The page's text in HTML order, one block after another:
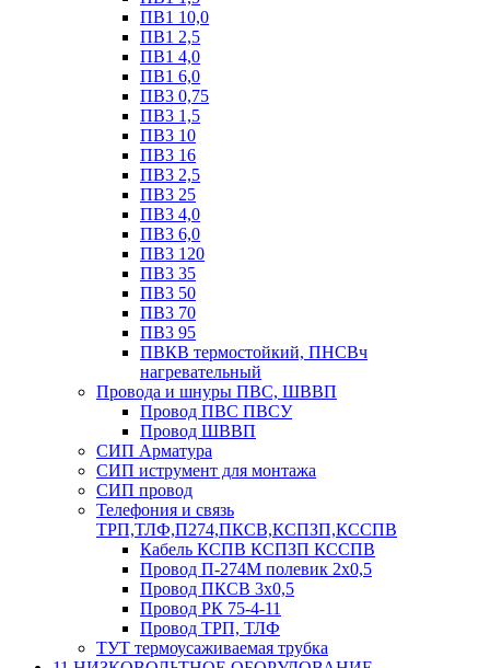
ПВ1 10,0
ПВ1 2,5
ПВ1 4,0
ПВ1 6,0
ПВ3 0,75
ПВ3 1,5
ПВ3 10
ПВ3 16
ПВ3 2,5
ПВ3 25
ПВ3 4,0
ПВ3 6,0
ПВ3 120
ПВ3 35
ПВ3 50
ПВ3 70
ПВ3 95
ПВКВ термостойкий, ПНСВч
нагревательный
Провода и шнуры ПВС, ШВВП
Провод ПВС ПВСУ
Провод ШВВП
СИП Арматура
СИП иструмент для монтажа
СИП провод
Телефония и связь
ТРП,ТЛФ,П274,ПКСВ,КСПЗП,КССПВ
Кабель КСПВ КСПЗП КССПВ
Провод П-274М полевик 2х0,5
Провод ПКСВ 3х0,5
Провод РК 75-4-11
Провод ТРП, ТЛФ
ТУТ термоусаживаемая трубка